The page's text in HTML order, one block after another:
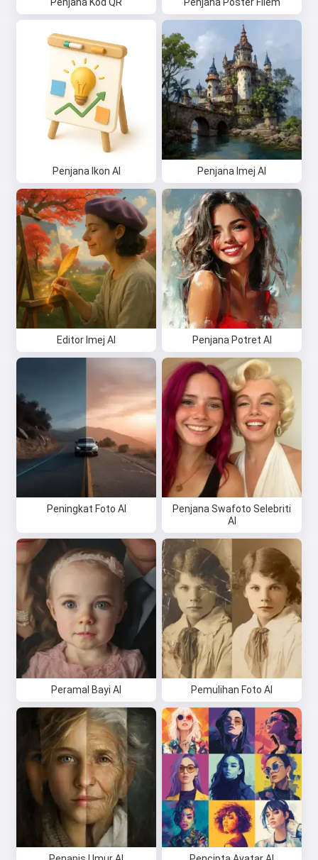
Penjana Ikon AI Penjana Imej AI
Editor Imej AI Penjana Potret AI
Peningkat Foto AI
Penjana Swafoto Selebriti
AI
Peramal Bayi AI Pemulihan Foto AI